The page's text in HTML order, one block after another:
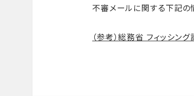
不審メールに関する下記の
（参考）総務省 フィッシン